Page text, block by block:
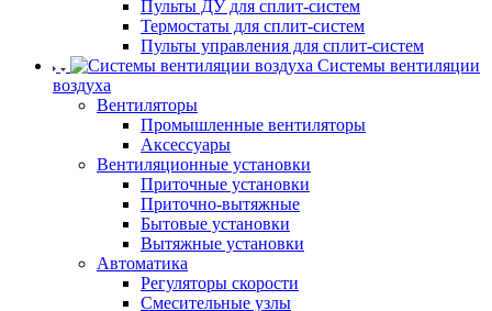
Пульты ДУ для сплит-систем
Термостаты для сплит-систем
Пульты управления для сплит-систем
Системы вентиляции
воздуха
Вентиляторы
Промышленные вентиляторы
Аксессуары
Вентиляционные установки
Приточные установки
Приточно-вытяжные
Бытовые установки
Вытяжные установки
Автоматика
Регуляторы скорости
Смесительные узлы